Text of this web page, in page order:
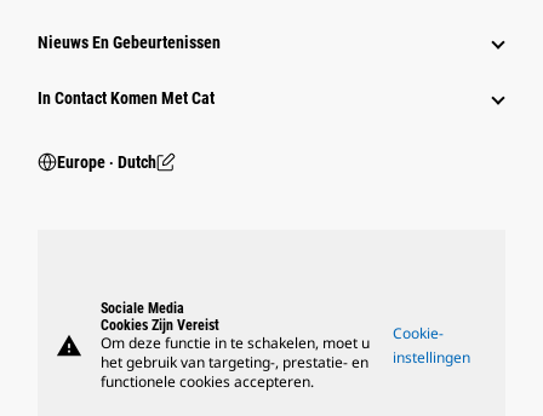
Nieuws En Gebeurtenissen
In Contact Komen Met Cat
Europe ‧ Dutch
warning
Sociale Media
Cookies Zijn Vereist
Om deze functie in te schakelen, moet u
het gebruik van targeting-, prestatie- en
functionele cookies accepteren.
Cookie-
instellingen